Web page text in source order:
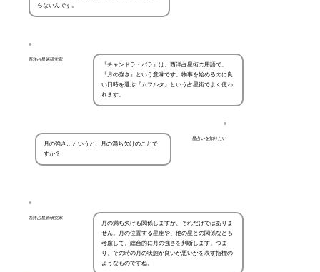
らないんです。
西洋占星術研究家
『チャンドラ・バラ』は、西洋占星術の用語で、
『月の強さ』という意味です。物事を始めるのに良
い日時を選ぶ『ムフルタ』という占星術でよく使わ
れます。
星占いを知りたい
月の強さ…というと、月の満ち欠けのことで
すか？
西洋占星術研究家
月の満ち欠けも関係しますが、それだけではありま
せん。月の位置する星座や、他の星との関係なども
考慮して、総合的に月の強さを判断します。つま
り、その時の月の状態が良いか悪いかを表す指標の
ようなものですね。